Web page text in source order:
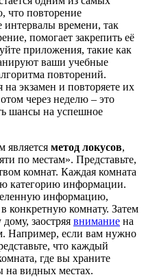
что повторение
времени, так
помогает закрепить её
приложения, такие как
ваши учебные
повторений.
экзамен и повторяете их
через неделю – это
шансы на успешное
метод локусов,
по местам». Представьте,
комнат. Каждая комната
категорию информации.
информацию,
конкретную комнату. Затем
заостряя внимание на
Например, если вам нужно
что каждый
где вы храните
на видных местах.